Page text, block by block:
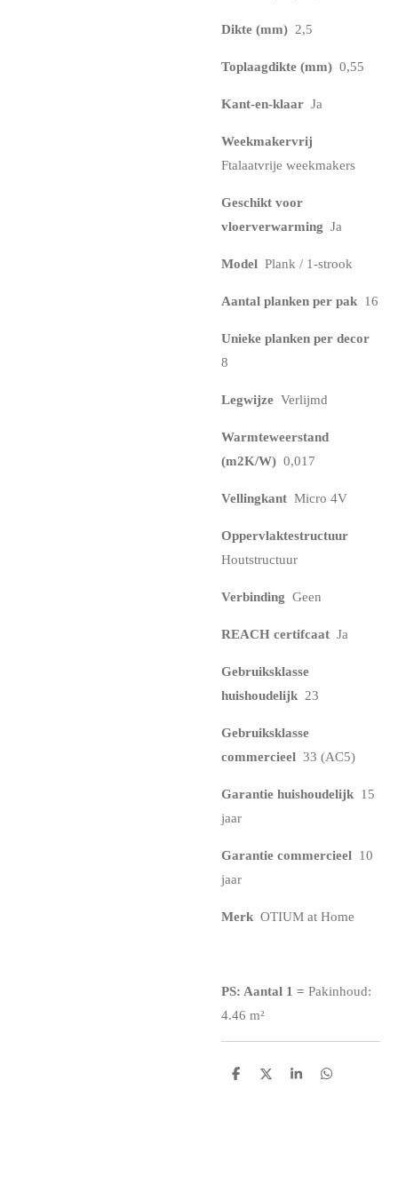
Dikte (mm) 2,5
Toplaagdikte (mm) 0,55
Kant-en-klaar Ja
Weekmakervrij
Ftalaatvrije weekmakers
Geschikt voor
vloerverwarming Ja
Model Plank / 1-strook
Aantal planken per pak 16
Unieke planken per decor
8
Legwijze Verlijmd
Warmteweerstand
(m2K/W) 0,017
Vellingkant Micro 4V
Oppervlaktestructuur
Houtstructuur
Verbinding Geen
REACH certifcaat Ja
Gebruiksklasse
huishoudelijk 23
Gebruiksklasse
commercieel 33 (AC5)
Garantie huishoudelijk 15
jaar
Garantie commercieel 10
jaar
Merk OTIUM at Home
PS: Aantal 1 = Pakinhoud:
4.46 m²
D
D
S
D